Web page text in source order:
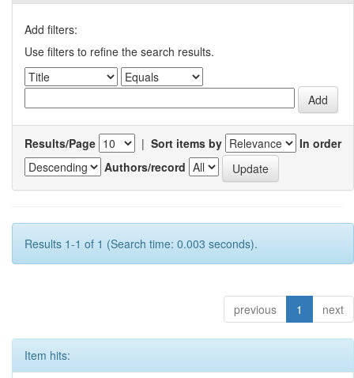
Add filters:
Use filters to refine the search results.
Results/Page | Sort items by
In order
Authors/record
Results 1-1 of 1 (Search time: 0.003 seconds).
previous 1 next
Item hits: